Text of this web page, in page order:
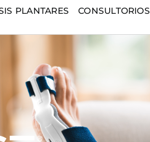
PLANTARES CONSULTORIOS